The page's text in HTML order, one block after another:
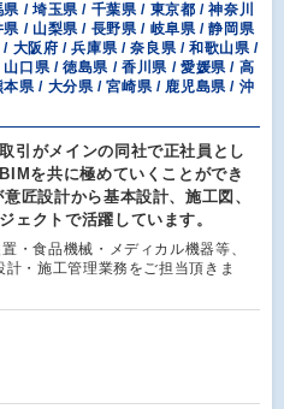
/ 埼玉県 / 千葉県 / 東京都 / 神奈川
/ 山梨県 / 長野県 / 岐阜県 / 静岡県
大阪府 / 兵庫県 / 奈良県 / 和歌山県 /
口県 / 徳島県 / 香川県 / 愛媛県 / 高
県 / 大分県 / 宮崎県 / 鹿児島県 / 沖
引がメインの同社で正社員とし
を共に極めていくことができ
匠設計から基本設計、施工図、
ェクトで活躍しています。
・食品機械・メディカル機器等、
・施工管理業務をご担当頂きま